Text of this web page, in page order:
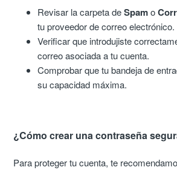
Revisar la carpeta deSpamo
tu proveedor de correo electrónico.
Verificar que introdujiste
correo asociada a tu cuenta.
Comprobar que tu bandeja de
su capacidad máxima.
¿Cómo crear una contraseña
Para proteger tu cuenta, te